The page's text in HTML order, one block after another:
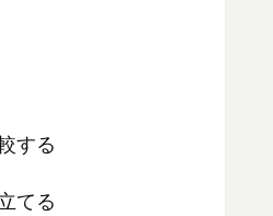
する
てる